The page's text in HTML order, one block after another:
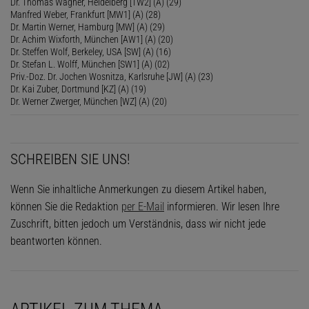
Manfred Weber, Frankfurt [MW1] (A) (28)
Dr. Martin Werner, Hamburg [MW] (A) (29)
Dr. Achim Wixforth, München [AW1] (A) (20)
Dr. Steffen Wolf, Berkeley, USA [SW] (A) (16)
Dr. Stefan L. Wolff, München [SW1] (A) (02)
Priv.-Doz. Dr. Jochen Wosnitza, Karlsruhe [JW] (A) (23)
Dr. Kai Zuber, Dortmund [KZ] (A) (19)
Dr. Werner Zwerger, München [WZ] (A) (20)
SCHREIBEN SIE UNS!
Wenn Sie inhaltliche Anmerkungen zu diesem Artikel haben,
können Sie die Redaktion per E-Mail informieren. Wir lesen Ihre
Zuschrift, bitten jedoch um Verständnis, dass wir nicht jede
beantworten können.